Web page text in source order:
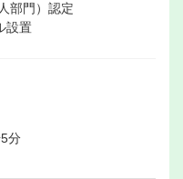
部門）認定
設置
分